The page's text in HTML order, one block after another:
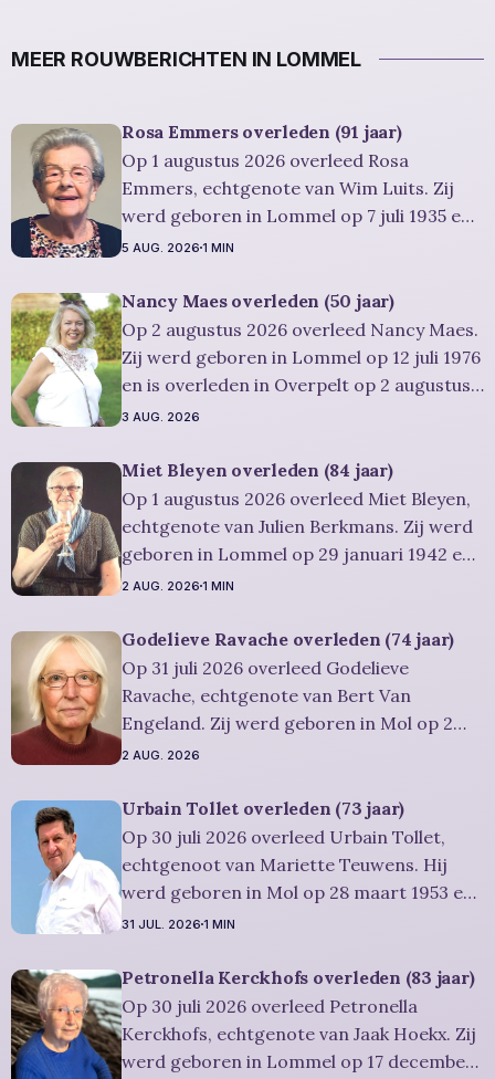
MEER ROUWBERICHTEN IN LOMMEL
Rosa Emmers overleden (91 jaar)
Op 1 augustus 2026 overleed Rosa
Emmers, echtgenote van Wim Luits. Zij
werd geboren in Lommel op 7 juli 1935 en
is overleden in Leopoldsburg op 1
Leopoldsburg en werd 91 jaar.
Rouwbericht Severens: De
afscheidsplechtigheid van Rosa zal in
intieme kring plaatsvinden. Er
5 AUG. 2026 1 MIN
Nancy Maes overleden (50 jaar)
Op 2 augustus 2026 overleed Nancy Maes.
Zij werd geboren in Lommel op 12 juli 1976
en is overleden in Overpelt op 2 augustus
2026. Ze was woonachtig in Lommel en
afscheidsplechtigheid vindt plaats in
besloten kring. Er is gelegenheid om in alle
rust
3 AUG. 2026
Miet Bleyen overleden (84 jaar)
Op 1 augustus 2026 overleed Miet Bleyen,
echtgenote van Julien Berkmans. Zij werd
geboren in Lommel op 29 januari 1942 en
is overleden in Lommel op 1 augustus
werd 84 jaar. Rouwbericht Severens: De
uitvaartdienst zal in besloten kring
plaatshebben. U kan Miet
2 AUG. 2026 1 MIN
Godelieve Ravache overleden (74 jaar)
Op 31 juli 2026 overleed Godelieve
Ravache, echtgenote van Bert Van
Engeland. Zij werd geboren in Mol op 2
juni 1952 en is overleden in Lommel op 31
werd 74 jaar. Rouwbericht Severens: De
afscheidsviering heeft plaats in besloten
kring. U kan
2 AUG. 2026
Urbain Tollet overleden (73 jaar)
Op 30 juli 2026 overleed Urbain Tollet,
echtgenoot van Mariette Teuwens. Hij
werd geboren in Mol op 28 maart 1953 en
is overleden in Overpelt op 30 juli 2026. Hij
jaar. Rouwbericht Severens: De
afscheidsviering van Urbain waarop u
vriendelijk wordt uitgenodigd, zal
31 JUL. 2026 1 MIN
Petronella Kerckhofs overleden (83 jaar)
Op 30 juli 2026 overleed Petronella
Kerckhofs, echtgenote van Jaak Hoekx. Zij
werd geboren in Lommel op 17 december